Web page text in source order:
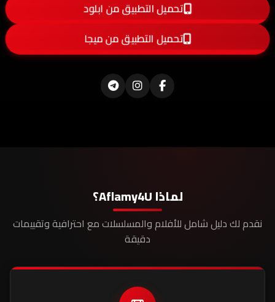
تحميل التطبيق من ابلود
تحميل التطبيق من ميجا
لماذا Aflamy4U؟
نقدم لك دليل شامل للأفلام والمسلسلات مع احترافية وتقييمات
دقيقة